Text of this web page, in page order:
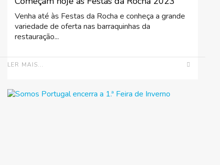
Venha até às Festas da Rocha e conheça a grande
variedade de oferta nas barraquinhas da
restauração...
LER MAIS...